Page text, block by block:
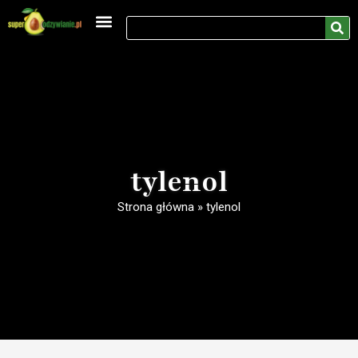
tylenol
Strona główna » tylenol